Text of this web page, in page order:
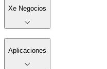
Xe Negocios
Aplicaciones